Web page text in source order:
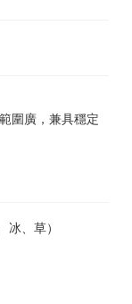
圍廣，兼具穩定
、草）